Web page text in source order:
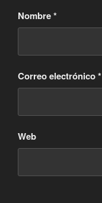
Nombre*
Correo electrónico*
Web